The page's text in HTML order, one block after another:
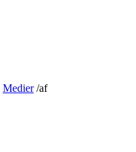
Medier /af